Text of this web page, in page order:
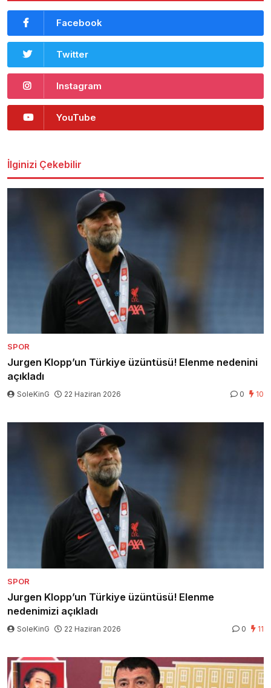
Facebook
Twitter
Instagram
YouTube
İlginizi Çekebilir
SPOR
Jurgen Klopp’un Türkiye üzüntüsü! Elenme nedenini
açıkladı
SoleKinG 22 Haziran 2026 0 10
SPOR
Jurgen Klopp’un Türkiye üzüntüsü! Elenme
nedenimizi açıkladı
SoleKinG 22 Haziran 2026 0 11